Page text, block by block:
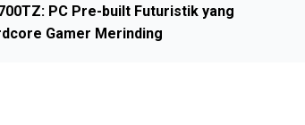
PC Pre-built Futuristik yang
Gamer Merinding